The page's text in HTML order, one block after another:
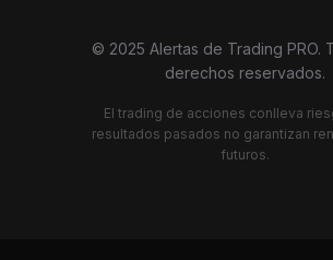
© 2025 Alertas de Trading PRO.
derechos reservados.
El trading de acciones conlleva
resultados pasados no garantizan
futuros.